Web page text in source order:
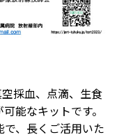
採血、点滴、生食
能なキットです。
、長くご活用いた